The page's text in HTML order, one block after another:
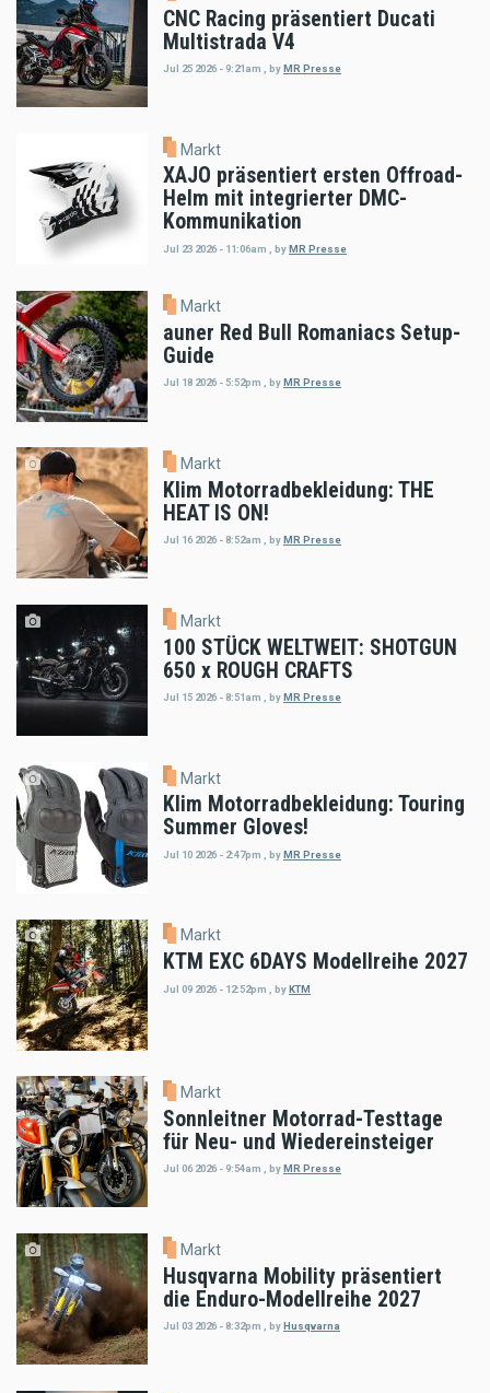
CNC Racing präsentiert Ducati
Multistrada V4
Jul 25 2026 - 9:21am byMR Presse
Markt
XAJO präsentiert ersten Offroad-
Helm mit integrierter DMC-
Kommunikation
Jul 23 2026 - 11:06am byMR Presse
Markt
auner Red Bull Romaniacs Setup-
Guide
Jul 18 2026 - 5:52pm , by MR Presse
Markt
Klim Motorradbekleidung: THE
HEAT IS ON!
Jul 16 2026 - 8:52am byMR Presse
Markt
100 STÜCK WELTWEIT: SHOTGUN
650 x ROUGH CRAFTS
Jul 15 2026 - 8:51am byMR Presse
Markt
Klim Motorradbekleidung: Touring
Summer Gloves!
Jul 10 2026 - 2:47pm byMR Presse
Markt
KTM EXC 6DAYS Modellreihe 2027
Jul 09 2026 - 12:52pm byKTM
Markt
Sonnleitner Motorrad-Testtage
für Neu- und Wiedereinsteiger
Jul 06 2026 - 9:54am , byMR Presse
Markt
Husqvarna Mobility präsentiert
die Enduro-Modellreihe 2027
Jul 03 2026 - 8:32pm byHusqvarna